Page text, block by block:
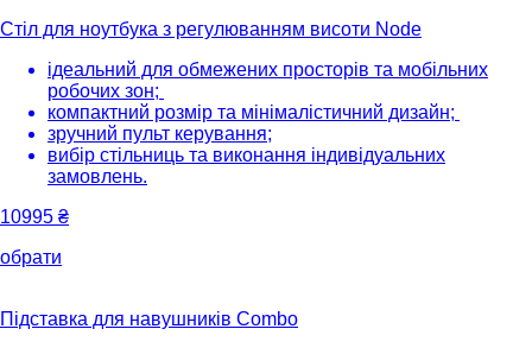
Стіл для ноутбука з регулюванням висоти Node
ідеальний для обмежених просторів та мобільних
робочих зон;
компактний розмір та мінімалістичний дизайн;
зручний пульт керування;
вибір стільниць та виконання індивідуальних
замовлень.
10995 ₴
обрати
Підставка для навушників Combo